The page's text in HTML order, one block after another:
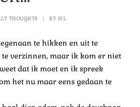
THOUGHTS | BY SIL
te hikken en uit te
te verzinnen, maar ik kom er niet
dat ik moet en ik spreek
het nu maar eens gedaan te